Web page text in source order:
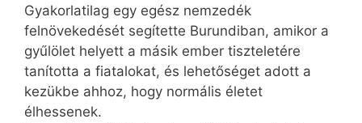
Gyakorlatilag egy egész nemzedék
felnövekedését segítette Burundiban, amikor a
gyűlölet helyett a másik ember tiszteletére
tanította a fiatalokat, és lehetőséget adott a
kezükbe ahhoz, hogy normális életet
élhessenek.